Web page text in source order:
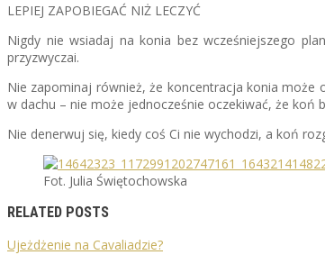
LEPIEJ ZAPOBIEGAĆ NIŻ LECZYĆ
Nigdy nie wsiadaj na konia bez wcześniejszego
przyzwyczai.
Nie zapominaj również, że koncentracja konia może
w dachu – nie może jednocześnie oczekiwać, że koń
Nie denerwuj się, kiedy coś Ci nie wychodzi, a koń
Fot. Julia Świętochowska
RELATED POSTS
Ujeżdżenie na Cavaliadzie?